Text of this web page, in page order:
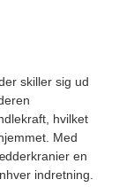
skiller sig ud
hvilket
Med
en
indretning.